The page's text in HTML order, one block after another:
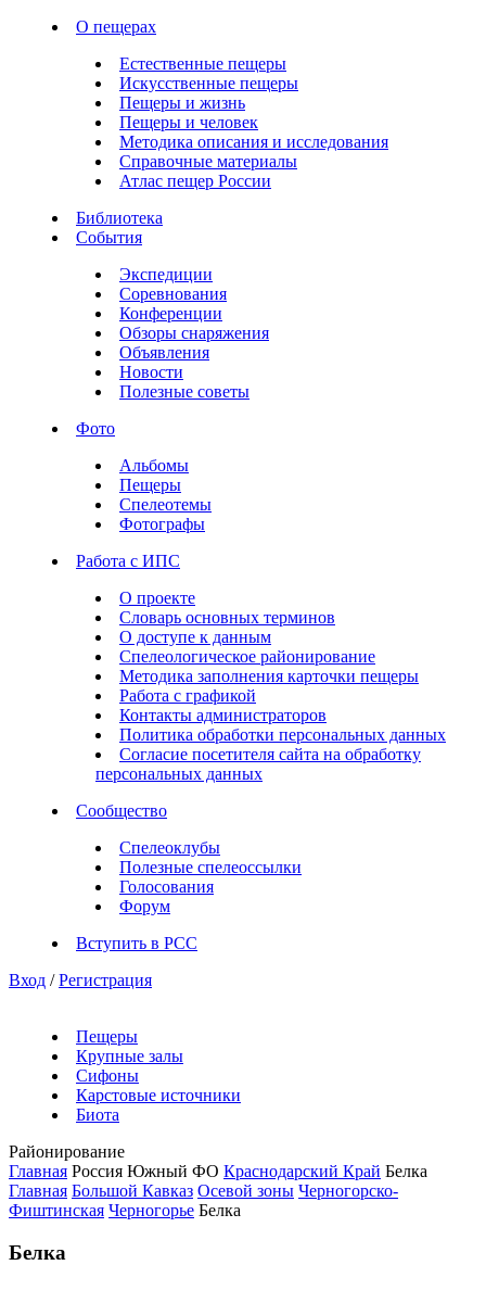
О пещерах
Естественные пещеры
Искусственные пещеры
Пещеры и жизнь
Пещеры и человек
Методика описания и исследования
Справочные материалы
Атлас пещер России
Библиотека
События
Экспедиции
Соревнования
Конференции
Обзоры снаряжения
Объявления
Новости
Полезные советы
Фото
Альбомы
Пещеры
Спелеотемы
Фотографы
Работа с ИПС
О проекте
Словарь основных терминов
О доступе к данным
Спелеологическое районирование
Методика заполнения карточки пещеры
Работа с графикой
Контакты администраторов
Политика обработки персональных данных
Согласие посетителя сайта на обработку
персональных данных
Сообщество
Спелеоклубы
Полезные спелеоссылки
Голосования
Форум
Вступить в РСС
Вход / Регистрация
Пещеры
Крупные залы
Сифоны
Карстовые источники
Биота
Районирование
Главная Россия Южный ФО Краснодарский Край Белка
Главная Большой Кавказ Осевой зоны Черногорско-
Фиштинская Черногорье Белка
Белка